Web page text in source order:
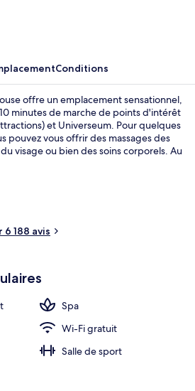
Conditions
offre un emplacement sensationnel,
minutes de marche de points d'intérêt
et Universeum. Pour quelques
pouvez vous offrir des massages des
visage ou bien des soins corporels. Au
spécialités Cuisine locale et
luxe abrite en outre 4 bars/lounges, un
une salle de fitness. Les autres
bien en ce qui concerne le personnel
se situent à une courte distance
est à 4 min et Arrêt de tram
188 avis
Spa
Wi-Fi gratuit
Salle de sport